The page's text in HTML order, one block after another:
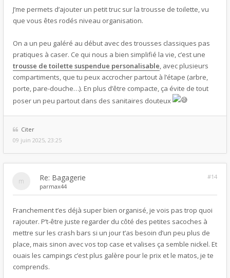
J’me permets d’ajouter un petit truc sur la trousse de toilette, vu
que vous êtes rodés niveau organisation.
On a un peu galéré au début avec des trousses classiques pas
pratiques à caser. Ce qui nous a bien simplifié la vie, c’est une
trousse de toilette suspendue personalisable, avec plusieurs
compartiments, que tu peux accrocher partout à l’étape (arbre,
porte, pare-douche…). En plus d’être compacte, ça évite de tout
poser un peu partout dans des sanitaires douteux
Citer
09 juin 2025, 23:25
Re: Bagagerie
#14
parmax44
Franchement t’es déjà super bien organisé, je vois pas trop quoi
rajouter. P’t-être juste regarder du côté des petites sacoches à
mettre sur les crash bars si un jour t’as besoin d’un peu plus de
place, mais sinon avec vos top case et valises ça semble nickel. Et
ouais les campings c’est plus galère pour le prix et le matos, je te
comprends.